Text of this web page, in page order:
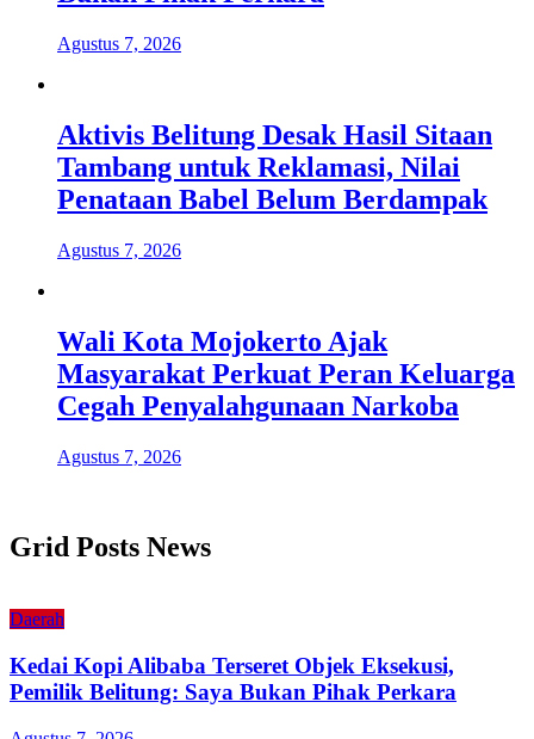
Agustus 7, 2026
Aktivis Belitung Desak Hasil Sitaan
Tambang untuk Reklamasi, Nilai
Penataan Babel Belum Berdampak
Agustus 7, 2026
Wali Kota Mojokerto Ajak
Masyarakat Perkuat Peran Keluarga
Cegah Penyalahgunaan Narkoba
Agustus 7, 2026
Grid Posts News
Daerah
Kedai Kopi Alibaba Terseret Objek Eksekusi,
Pemilik Belitung: Saya Bukan Pihak Perkara